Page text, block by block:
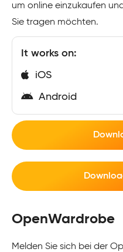
um online einzukaufen
Sie tragen möchten.
It works on:
iOS
Android
OpenWardrobe
Melden Sie sich bei der